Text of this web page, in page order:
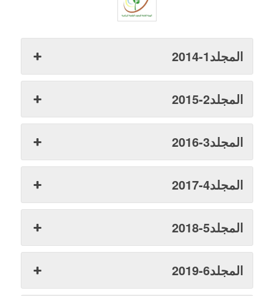
المجلد1-2014
المجلد2-2015
المجلد3-2016
المجلد4-2017
المجلد5-2018
المجلد6-2019